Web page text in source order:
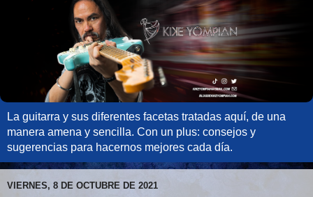
La guitarra y sus diferentes facetas tratadas aquí, de una
manera amena y sencilla. Con un plus: consejos y
sugerencias para hacernos mejores cada día.
VIERNES, 8 DE OCTUBRE DE 2021